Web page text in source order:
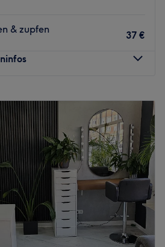
& zupfen
37 €
–18:00
09:00–18:00
09:00–18:00
09:00–18:00
09:00–14:00
Geschlossen
perfekten Augenaufschlag und
Dann besuche unser
gönn dir eine wohlverdiente